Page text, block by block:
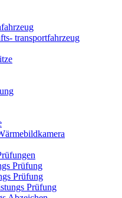
transportfahrzeug
Prüfung
Prüfung
Prüfung